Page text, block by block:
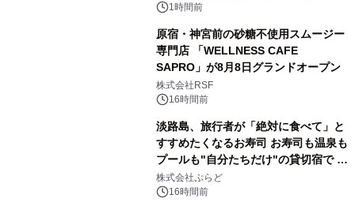
1時間前
原宿・神宮前の砂糖不使用スムージー
専門店 「WELLNESS CAFE
SAPRO」が8月8日グランドオープン
株式会社RSF
16時間前
淡路島、旅行者が「絶対に食べて」と
すすめたくなるお寿司 お寿司も温泉も
プールも"自分たちだけ"の貸切宿で 1
日1組限定「岩屋温泉 絵島別庭 海と
森」の握り寿司プラン
株式会社ぷらど
16時間前